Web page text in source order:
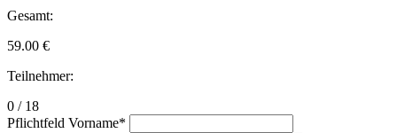
Gesamt:
59.00 €
Teilnehmer:
0 / 18
Pflichtfeld Vorname*